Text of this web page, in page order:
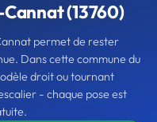
(13760)
permet de rester
Dans cette commune du
droit ou tournant
- chaque pose est